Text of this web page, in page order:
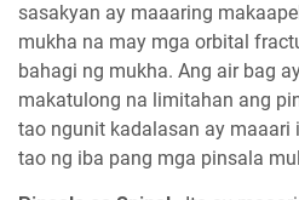
sasakyan ay maaaring
mukha na may mga orbital
bahagi ng mukha. Ang air bag
makatulong na limitahan ang
tao ngunit kadalasan ay maaari
tao ng iba pang mga pinsala